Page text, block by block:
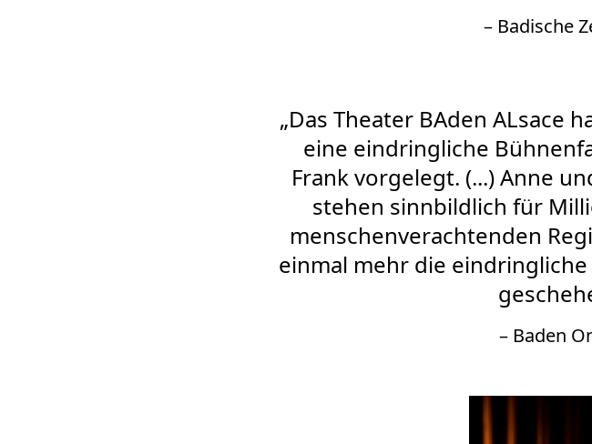
– Badische
„Das Theater BAden ALsace
eine eindringliche
Frank vorgelegt. (...) Anne
stehen sinnbildlich für
menschenverachtenden
einmal mehr die
– Baden